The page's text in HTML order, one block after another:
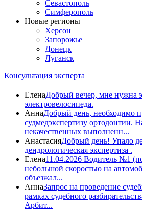
Севастополь
Симферополь
Новые регионы
Херсон
Запорожье
Донецк
Луганск
Консультация эксперта
ЕленаДобрый вечер, мне нужна
электровелосипеда.
АннаДобрый день, необходимо
судмедэкспертизу ортодонтии.
некачественных выполненн...
АнастасияДобрый день! Упало
дендрологическая экспертиза .
Елена11.04.2026 Водитель №1
небольшой скоростью на
объезжал...
АннаЗапрос на проведение
рамках судебного
Арбит...